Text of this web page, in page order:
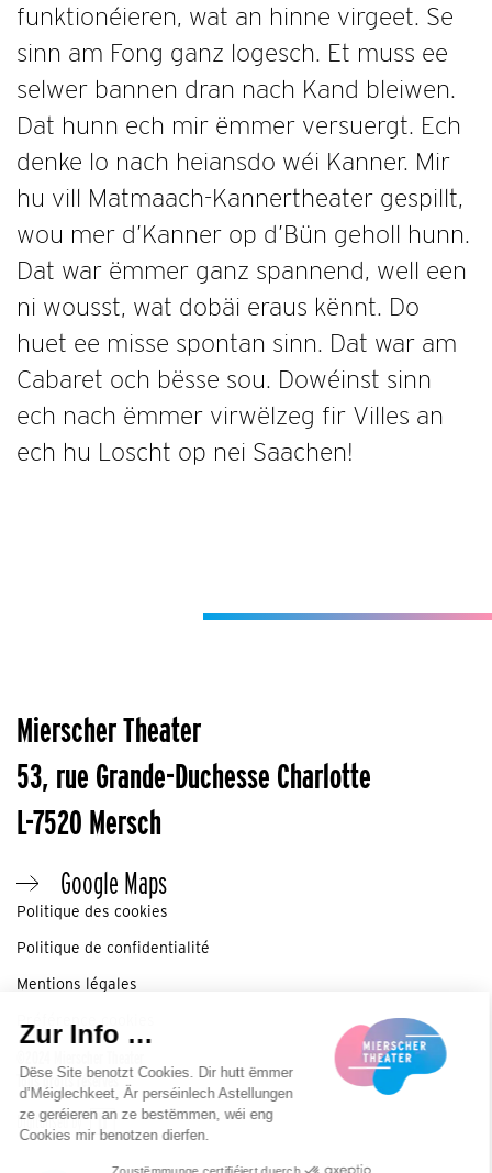
funktionéieren, wat an hinne virgeet. Se
sinn am Fong ganz logesch. Et muss ee
selwer bannen dran nach Kand bleiwen.
Dat hunn ech mir ëmmer versuergt. Ech
denke lo nach heiansdo wéi Kanner. Mir
hu vill Matmaach-Kannertheater gespillt,
wou mer d’Kanner op d’Bün geholl hunn.
Dat war ëmmer ganz spannend, well een
ni wousst, wat dobäi eraus kënnt. Do
huet ee misse spontan sinn. Dat war am
Cabaret och bësse sou. Dowéinst sinn
ech nach ëmmer virwëlzeg fir Villes an
ech hu Loscht op nei Saachen!
Mierscher Theater
53, rue Grande-Duchesse Charlotte
L-7520 Mersch
Google Maps
Politique des cookies
Politique de confidentialité
Mentions légales
Tous droits réservés
Digitalised by